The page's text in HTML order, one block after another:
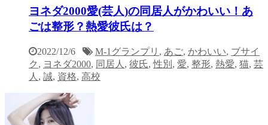
ヨネダ2000愛(芸人)の同居人がかわいい！あ
ごは整形？熱愛彼氏は？
2022/12/6 M-1グランプリ , あご, かわいい, ブサイ
ク , ヨネダ2000, 同居人 , 彼氏,性別 , 愛, 整形, 熱愛, 猫, 芸
人 , 誠, 資格, 高校